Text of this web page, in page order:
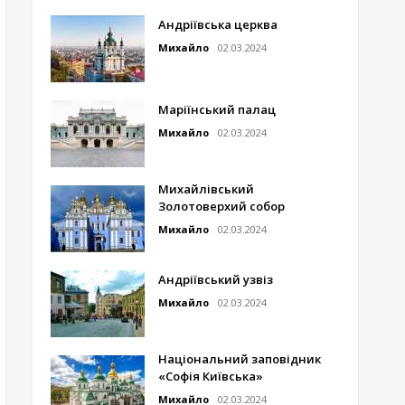
Андріївська церква
Михайло 02.03.2024
Маріїнський палац
Михайло 02.03.2024
Михайлівський
Золотоверхий собор
Михайло 02.03.2024
Андріївський узвіз
Михайло 02.03.2024
Національний заповідник
«Софія Київська»
Михайло 02.03.2024